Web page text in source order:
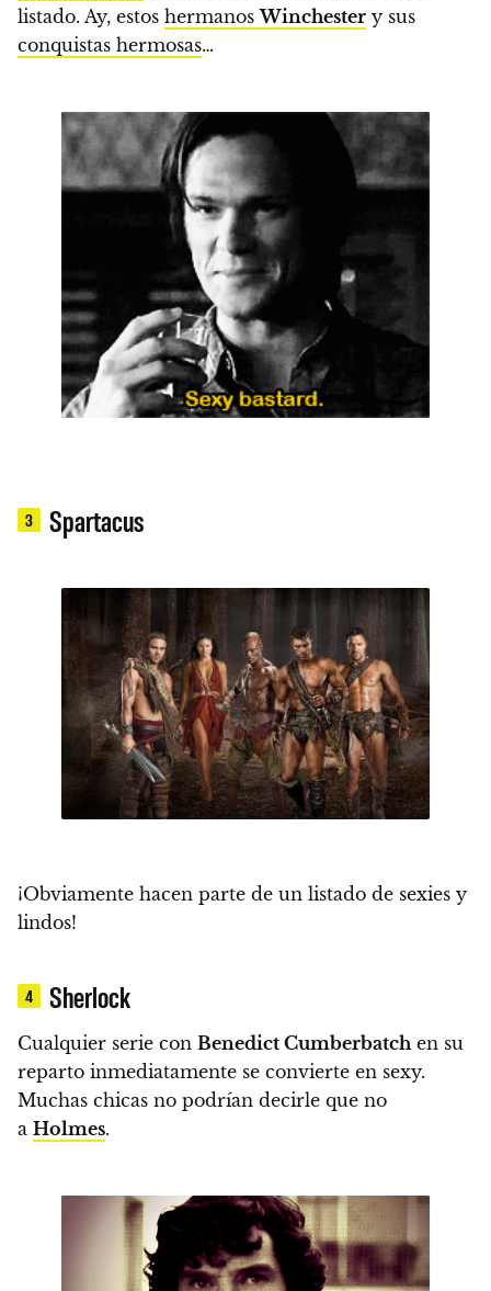
listado. Ay, estos hermanosWinchester y sus
conquistas hermosas…
3 Spartacus
¡Obviamente hacen parte de un listado de sexies y
lindos!
4 Sherlock
Cualquier serie con Benedict Cumberbatch en su
reparto inmediatamente se convierte en sexy.
Muchas chicas no podrían decirle que no
a Holmes.